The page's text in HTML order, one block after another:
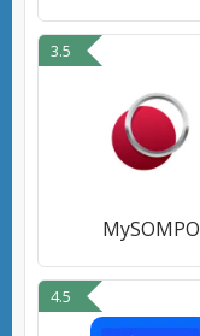
3.5
MySOMPO
4.5